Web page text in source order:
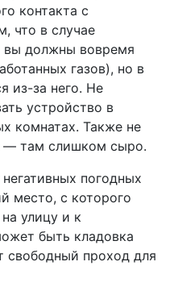
контакта с
что в случае
вы должны вовремя
газов), но в
из-за него. Не
устройство в
комнатах. Также не
— там слишком сыро.
погодных
место, с которого
улицу и к
быть кладовка
свободный проход для